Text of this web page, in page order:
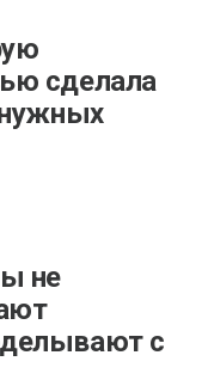
сделала
не
с